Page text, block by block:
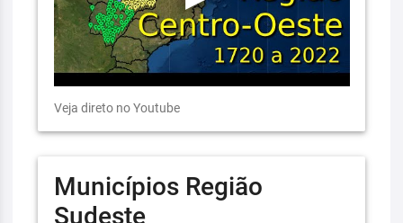
Veja direto no Youtube
Municípios Região
Sudeste